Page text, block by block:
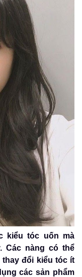
kiểu tóc uốn mà
Các nàng có thể
thay đổi kiểu tóc ít
các sản phẩm